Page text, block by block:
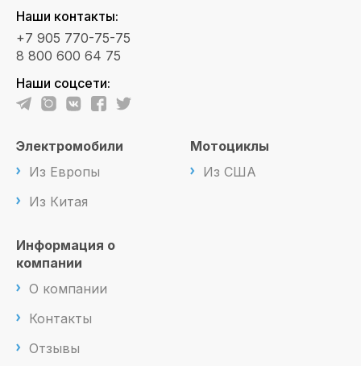
Наши контакты:
+7 905 770-75-75
8 800 600 64 75
Наши соцсети:
Электромобили
Из Европы
Из Китая
Мотоциклы
Из США
Информация о
компании
О компании
Контакты
Отзывы